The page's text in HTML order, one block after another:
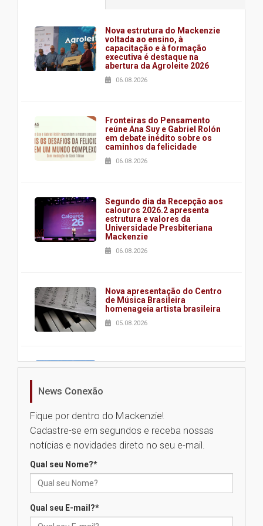
Nova estrutura do Mackenzie
voltada ao ensino, à
capacitação e à formação
executiva é destaque na
abertura da Agroleite 2026
06.08.2026
Fronteiras do Pensamento
reúne Ana Suy e Gabriel Rolón
em debate inédito sobre os
caminhos da felicidade
06.08.2026
Segundo dia da Recepção aos
calouros 2026.2 apresenta
estrutura e valores da
Universidade Presbiteriana
Mackenzie
06.08.2026
Nova apresentação do Centro
de Música Brasileira
homenageia artista brasileira
05.08.2026
Universidade Mackenzie
Seminário discute desafios
das novas tecnologias em
calouros do segundo semestre
News Conexão
Fique por dentro do Mackenzie!
Cadastre-se em segundos e receba nossas
notícias e novidades direto no seu e-mail.
Qual seu Nome?*
Qual seu E-mail?*